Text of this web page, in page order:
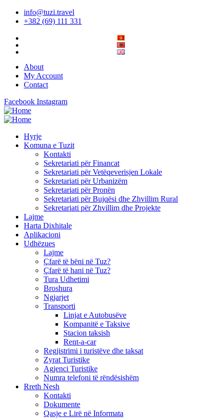
info@tuzi.travel
+382 (69) 111 331
About
My Account
Contact
Facebook Instagram
Hyrje
Komuna e Tuzit
Kontakti
Sekretariati për Financat
Sekretariati për Vetëqeverisjen Lokale
Sekretariati për Urbanizëm
Sekretariati për Pronën
Sekretariati për Bujqësi dhe Zhvillim Rural
Sekretariati për Zhvillim dhe Projekte
Lajme
Harta Dixhitale
Aplikacioni
Udhëzues
Lajme
Çfarë të bëni në Tuz?
Çfarë të hani në Tuz?
Tura Udhetimi
Broshura
Ngjarjet
Transporti
Linjat e Autobusëve
Kompanitë e Taksive
Stacion taksish
Rent-a-car
Regjistrimi i turistëve dhe taksat
Zyrat Turistike
Agjenci Turistike
Numra telefoni të rëndësishëm
Rreth Nesh
Kontakti
Dokumente
Qasje e Lirë në Informata